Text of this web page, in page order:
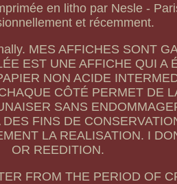
en litho par Nesle -
et récemment.
MES AFFICHES SONT
EST UNE AFFICHE QUI A
NON ACIDE
CÔTÉ PERMET DE
SANS
FINS DE
LA REALISATION. I
OR REEDITION.
FROM THE PERIOD OF